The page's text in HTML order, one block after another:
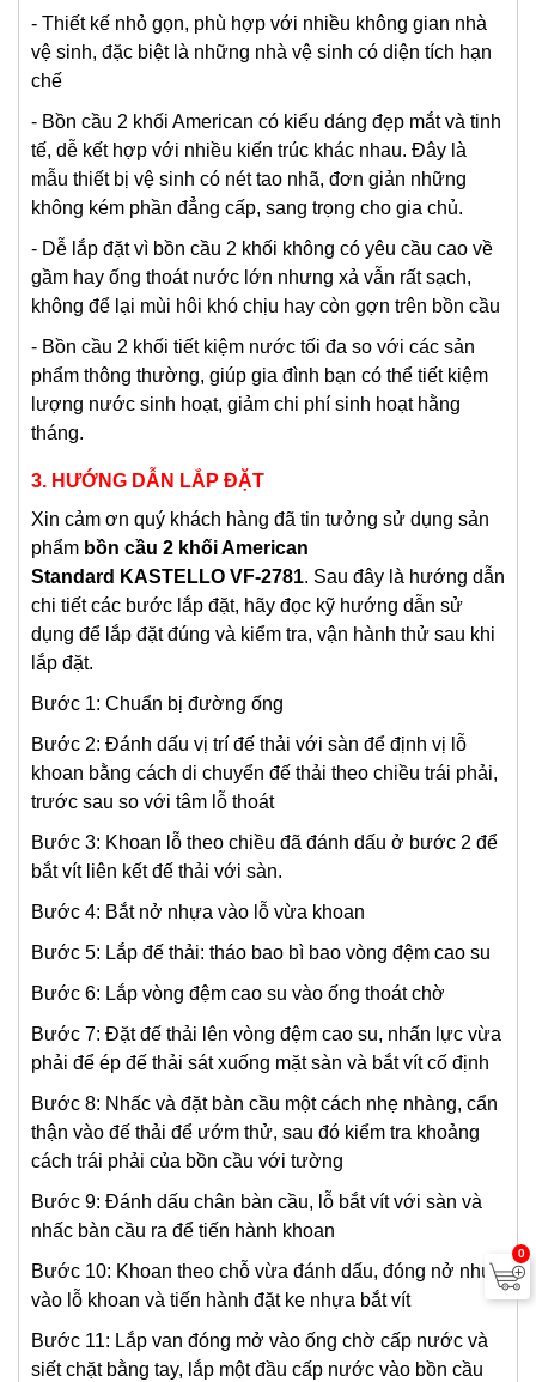
- Thiết kế nhỏ gọn, phù hợp với nhiều không gian nhà
vệ sinh, đặc biệt là những nhà vệ sinh có diện tích hạn
chế
- Bồn cầu 2 khối American có kiểu dáng đẹp mắt và tinh
tế, dễ kết hợp với nhiều kiến trúc khác nhau. Đây là
mẫu thiết bị vệ sinh có nét tao nhã, đơn giản những
không kém phần đẳng cấp, sang trọng cho gia chủ.
- Dễ lắp đặt vì bồn cầu 2 khối không có yêu cầu cao về
gầm hay ống thoát nước lớn nhưng xả vẫn rất sạch,
không để lại mùi hôi khó chịu hay còn gợn trên bồn cầu
- Bồn cầu 2 khối tiết kiệm nước tối đa so với các sản
phẩm thông thường, giúp gia đình bạn có thể tiết kiệm
lượng nước sinh hoạt, giảm chi phí sinh hoạt hằng
tháng.
3. HƯỚNG DẪN LẮP ĐẶT
Xin cảm ơn quý khách hàng đã tin tưởng sử dụng sản
phẩm bồn cầu 2 khối American
Standard KASTELLO VF-2781. Sau đây là hướng dẫn
chi tiết các bước lắp đặt, hãy đọc kỹ hướng dẫn sử
dụng để lắp đặt đúng và kiểm tra, vận hành thử sau khi
lắp đặt.
Bước 1: Chuẩn bị đường ống
Bước 2: Đánh dấu vị trí đế thải với sàn để định vị lỗ
khoan bằng cách di chuyển đế thải theo chiều trái phải,
trước sau so với tâm lỗ thoát
Bước 3: Khoan lỗ theo chiều đã đánh dấu ở bước 2 để
bắt vít liên kết đế thải với sàn.
Bước 4: Bắt nở nhựa vào lỗ vừa khoan
Bước 5: Lắp đế thải: tháo bao bì bao vòng đệm cao su
Bước 6: Lắp vòng đệm cao su vào ống thoát chờ
Bước 7: Đặt đế thải lên vòng đệm cao su, nhấn lực vừa
phải để ép đế thải sát xuống mặt sàn và bắt vít cố định
Bước 8: Nhấc và đặt bàn cầu một cách nhẹ nhàng, cẩn
thận vào đế thải để ướm thử, sau đó kiểm tra khoảng
cách trái phải của bồn cầu với tường
Bước 9: Đánh dấu chân bàn cầu, lỗ bắt vít với sàn và
nhấc bàn cầu ra để tiến hành khoan
Bước 10: Khoan theo chỗ vừa đánh dấu, đóng nở nhựa
vào lỗ khoan và tiến hành đặt ke nhựa bắt vít
Bước 11: Lắp van đóng mở vào ống chờ cấp nước và
siết chặt bằng tay, lắp một đầu cấp nước vào bồn cầu
0